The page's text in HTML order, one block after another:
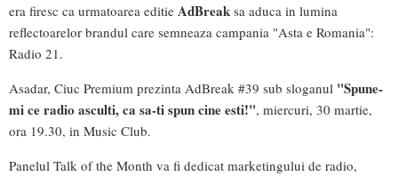
era firesc ca urmatoarea editie AdBreak sa aduca in lumina
reflectoarelor brandul care semneaza campania "Asta e Romania":
Radio 21.
Asadar, Ciuc Premium prezinta AdBreak #39 sub sloganul "Spune-
mi ce radio asculti, ca sa-ti spun cine esti!", miercuri, 30 martie,
ora 19.30, in Music Club.
Panelul Talk of the Month va fi dedicat marketingului de radio,